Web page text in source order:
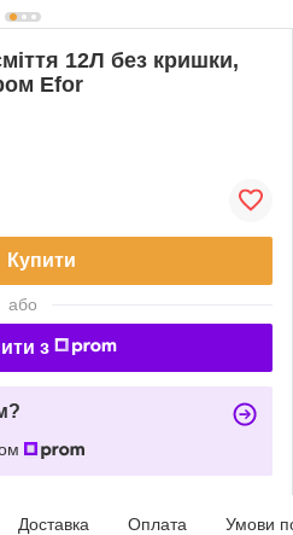
12Л без кришки,
Efor
Купити
або
з
Доставка Оплата Умови